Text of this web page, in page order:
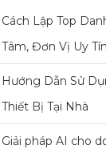
Cách Lập Top
Tâm, Đơn Vị Uy Tín
Hướng Dẫn Sử
Thiết Bị Tại Nhà
Giải pháp AI cho